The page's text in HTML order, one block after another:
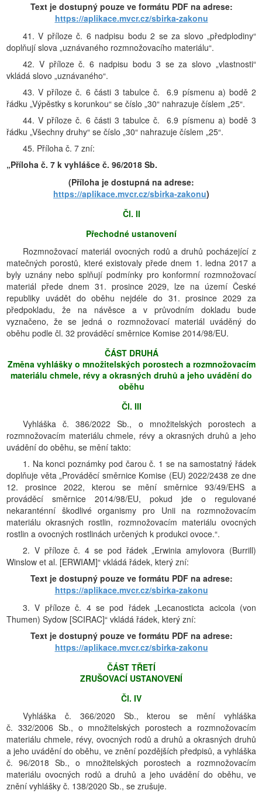
Text je dostupný pouze ve formátu PDF na adrese:
https://aplikace.mvcr.cz/sbirka-zakonu
41. V příloze č. 6 nadpisu bodu 2 se za slovo „předplodiny“
doplňují slova „uznávaného rozmnožovacího materiálu“.
42. V příloze č. 6 nadpisu bodu 3 se za slovo „vlastnosti“
vkládá slovo „uznávaného“.
43. V příloze č. 6 části 3 tabulce č. 6.9 písmenu a) bodě 2
řádku „Výpěstky s korunkou“ se číslo „30“ nahrazuje číslem „25“.
44. V příloze č. 6 části 3 tabulce č. 6.9 písmenu a) bodě 3
řádku „Všechny druhy“ se číslo „30“ nahrazuje číslem „25“.
45. Příloha č. 7 zní:
„Příloha č. 7 k vyhlášce č. 96/2018 Sb.
(Příloha je dostupná na adrese:
https://aplikace.mvcr.cz/sbirka-zakonu)
Čl. II
Přechodné ustanovení
Rozmnožovací materiál ovocných rodů a druhů pocházející z
matečných porostů, které existovaly přede dnem 1. ledna 2017 a
byly uznány nebo splňují podmínky pro konformní rozmnožovací
materiál přede dnem 31. prosince 2029, lze na území České
republiky uvádět do oběhu nejdéle do 31. prosince 2029 za
předpokladu, že na návěsce a v průvodním dokladu bude
vyznačeno, že se jedná o rozmnožovací materiál uváděný do
oběhu podle čl. 32 prováděcí směrnice Komise 2014/98/EU.
ČÁST DRUHÁ
Změna vyhlášky o množitelských porostech a rozmnožovacím
materiálu chmele, révy a okrasných druhů a jeho uvádění do
oběhu
Čl. III
Vyhláška č. 386/2022 Sb., o množitelských porostech a
rozmnožovacím materiálu chmele, révy a okrasných druhů a jeho
uvádění do oběhu, se mění takto:
1. Na konci poznámky pod čarou č. 1 se na samostatný řádek
doplňuje věta „Prováděcí směrnice Komise (EU) 2022/2438 ze dne
12. prosince 2022, kterou se mění směrnice 93/49/EHS a
prováděcí směrnice 2014/98/EU, pokud jde o regulované
nekaranténní škodlivé organismy pro Unii na rozmnožovacím
materiálu okrasných rostlin, rozmnožovacím materiálu ovocných
rostlin a ovocných rostlinách určených k produkci ovoce.“.
2. V příloze č. 4 se pod řádek „Erwinia amylovora (Burrill)
Winslow et al. [ERWIAM]“ vkládá řádek, který zní:
Text je dostupný pouze ve formátu PDF na adrese:
https://aplikace.mvcr.cz/sbirka-zakonu
3. V příloze č. 4 se pod řádek „Lecanosticta acicola (von
Thumen) Sydow [SCIRAC]“ vkládá řádek, který zní:
Text je dostupný pouze ve formátu PDF na adrese:
https://aplikace.mvcr.cz/sbirka-zakonu
ČÁST TŘETÍ
ZRUŠOVACÍ USTANOVENÍ
Čl. IV
Vyhláška č. 366/2020 Sb., kterou se mění vyhláška
č. 332/2006 Sb., o množitelských porostech a rozmnožovacím
materiálu chmele, révy, ovocných rodů a druhů a okrasných druhů
a jeho uvádění do oběhu, ve znění pozdějších předpisů, a vyhláška
č. 96/2018 Sb., o množitelských porostech a rozmnožovacím
materiálu ovocných rodů a druhů a jeho uvádění do oběhu, ve
znění vyhlášky č. 138/2020 Sb., se zrušuje.